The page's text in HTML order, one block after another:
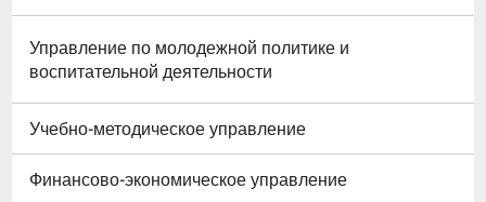
Управление по молодежной политике и
воспитательной деятельности
Учебно-методическое управление
Финансово-экономическое управление